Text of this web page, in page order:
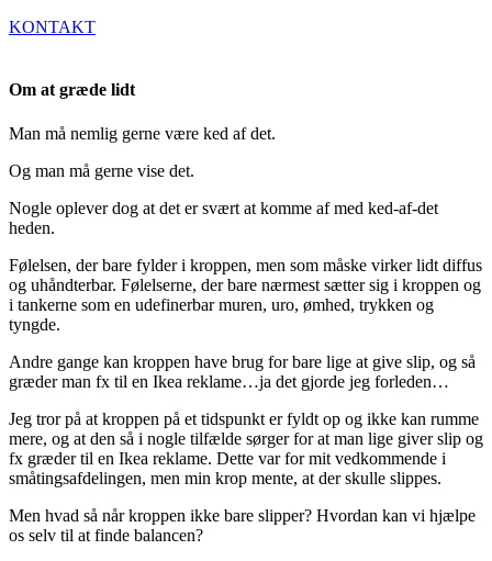
KONTAKT
Om at græde lidt
Man må nemlig gerne være ked af det.
Og man må gerne vise det.
Nogle oplever dog at det er svært at komme af med ked-af-det
heden.
Følelsen, der bare fylder i kroppen, men som måske virker lidt diffus
og uhåndterbar. Følelserne, der bare nærmest sætter sig i kroppen og
i tankerne som en udefinerbar muren, uro, ømhed, trykken og
tyngde.
Andre gange kan kroppen have brug for bare lige at give slip, og så
græder man fx til en Ikea reklame…ja det gjorde jeg forleden…
Jeg tror på at kroppen på et tidspunkt er fyldt op og ikke kan rumme
mere, og at den så i nogle tilfælde sørger for at man lige giver slip og
fx græder til en Ikea reklame. Dette var for mit vedkommende i
småtingsafdelingen, men min krop mente, at der skulle slippes.
Men hvad så når kroppen ikke bare slipper? Hvordan kan vi hjælpe
os selv til at finde balancen?